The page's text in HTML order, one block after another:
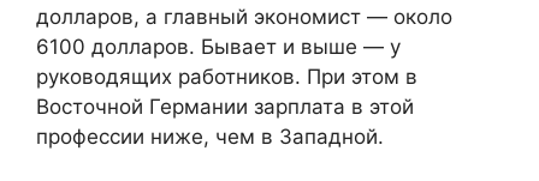
долларов, а главный экономист — около
6100 долларов. Бывает и выше — у
руководящих работников. При этом в
Восточной Германии зарплата в этой
профессии ниже, чем в Западной.